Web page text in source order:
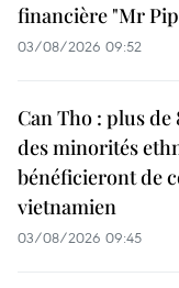
financière "Mr
03/08/2026 09:52
Can Tho : plus
des minorités
bénéficieront de
vietnamien
03/08/2026 09:45